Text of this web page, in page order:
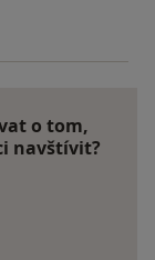
o tom,
navštívit?